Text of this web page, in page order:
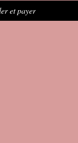
et payer